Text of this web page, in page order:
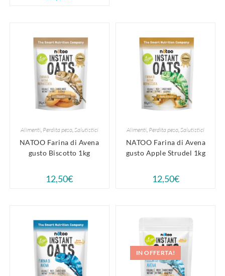
Alimenti, Perdita peso,Salutistici
NATOO Farina di Avena
gusto Biscotto 1kg
12,50€
Alimenti, Perdita peso,Salutistici
NATOO Farina di Avena
gusto Apple Strudel 1kg
12,50€
IN OFFERTA!